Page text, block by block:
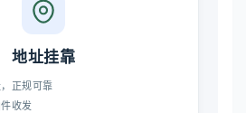
地址挂靠
正规可靠
收发